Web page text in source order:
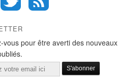
vous pour être averti des nouveaux